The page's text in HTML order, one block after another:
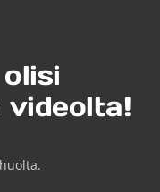
videolta!